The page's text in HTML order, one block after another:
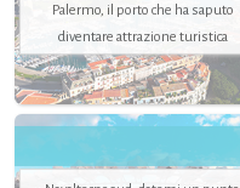
Palermo, il porto che ha saputo
diventare attrazione turistica